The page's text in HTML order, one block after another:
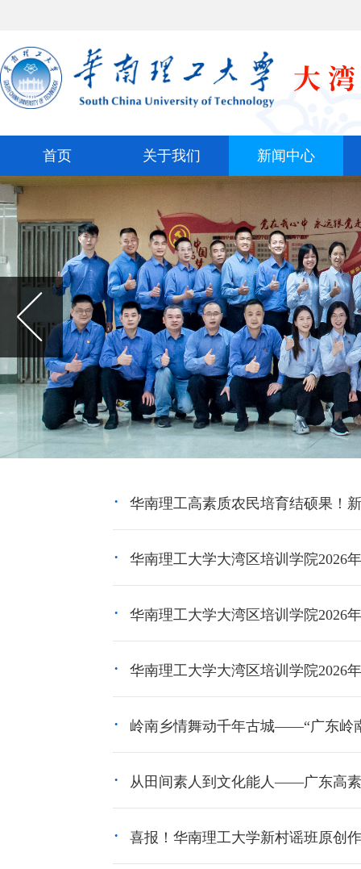
首页 关于我们 新闻中心
华南理工高素质农民培育结硕果！
华南理工大学大湾区培训学院2026
华南理工大学大湾区培训学院2026
华南理工大学大湾区培训学院2026
岭南乡情舞动千年古城——“广东岭
从田间素人到文化能人——广东高
喜报！华南理工大学新村谣班原创